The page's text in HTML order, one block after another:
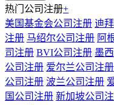
热门公司注册+
美国基金会公司注册 迪
注册 马绍尔公司注册 阿
司注册 BVI公司注册 墨
公司注册 爱尔兰公司注册
公司注册 波兰公司注册
国公司注册 新加坡公司